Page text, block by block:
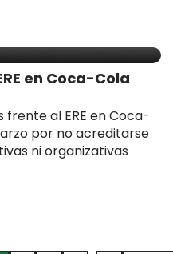
en Coca-Cola
frente al ERE en Coca-
por no acreditarse
ni organizativas